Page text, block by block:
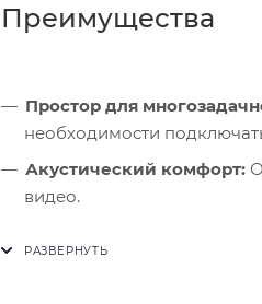
Преимущества
Простор для
необходимости
Акустический комфорт:
видео.